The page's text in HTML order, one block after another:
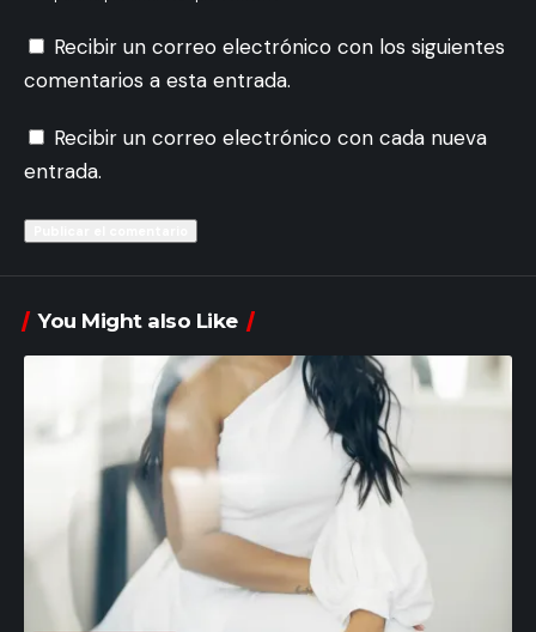
Recibir un correo electrónico con los siguientes
comentarios a esta entrada.
Recibir un correo electrónico con cada nueva
entrada.
You Might also Like